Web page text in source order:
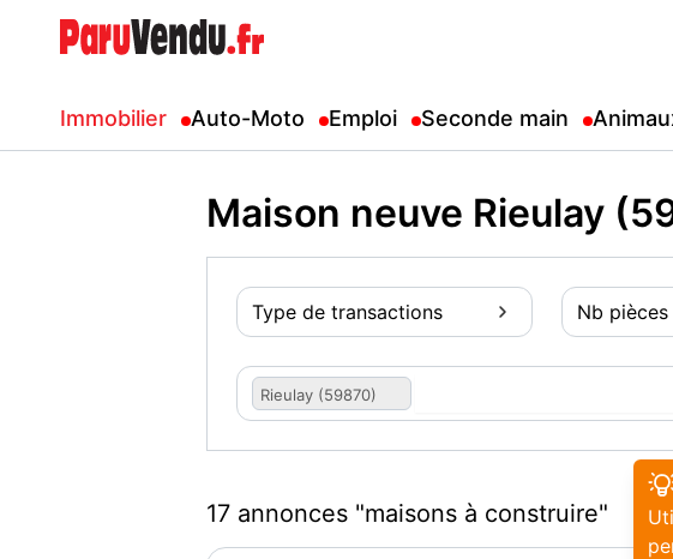
Immobilier Auto-Moto Emploi Seconde main
Maison neuve Rieulay
Type de transactions Nb
Rieulay (59870)
17 annonces "maisons à construire"